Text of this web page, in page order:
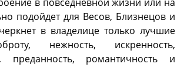
подойдет для Весов, Близнецов и
в владелице только лучшие
нежность, искренность,
преданность, романтичность и